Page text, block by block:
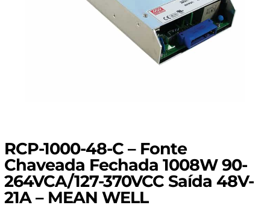
RCP-1000-48-C – Fonte
Chaveada Fechada 1008W 90-
264VCA/127-370VCC Saída 48V-
21A – MEAN WELL